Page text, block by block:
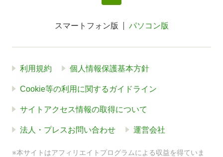
スマートフォン版 パソコン版
利用規約 個人情報保護基本方針
Cookie等の利用に関するガイドライン
サイトアクセス情報の取得について
法人・プレスお問い合わせ 運営会社
※本サイトはアフィリエイトプログラムによる収益を得ていま